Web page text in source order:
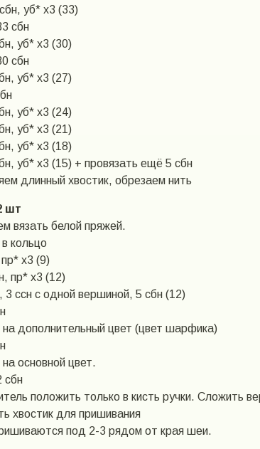
уб* х3 (33)
сбн
уб* х3 (30)
сбн
уб* х3 (27)
уб* х3 (24)
уб* х3 (21)
уб* х3 (18)
уб* х3 (15) + провязать ещё 5 сбн
длинный хвостик, обрезаем нить
шт
вязать белой пряжей.
кольцо
х3 (9)
пр* х3 (12)
3 ссн с одной вершиной, 5 сбн (12)
дополнительный цвет (цвет шарфика)
основной цвет.
сбн
положить только в кисть ручки. Сложить
хвостик для пришивания
под 2-3 рядом от края шеи.